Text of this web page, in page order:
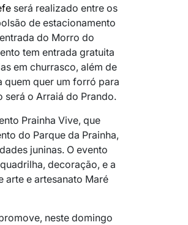
será realizado entre os
de estacionamento
do Morro do
tem entrada gratuita
em churrasco, além de
quem quer um forró para
será o Arraiá do Prando.
Prainha Vive, que
do Parque da Prainha,
juninas. O evento
decoração, e a
arte e artesanato Maré
neste domingo